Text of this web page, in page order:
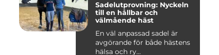
Sadelutprovning: Nyckeln
till en hållbar och
välmående häst
En väl anpassad sadel är
avgörande för både hästens
hälsa och ry...